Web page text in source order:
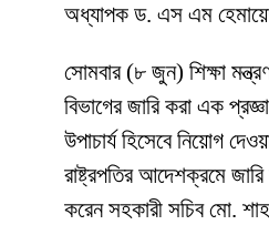
অধ্যাপক ড. এস এম
সোমবার (৮ জুন) শিক্ষা
বিভাগের জারি করা এক
উপাচার্য হিসেবে নিয়োগ
রাষ্ট্রপতির আদেশক্রমে
করেন সহকারী সচিব মো.